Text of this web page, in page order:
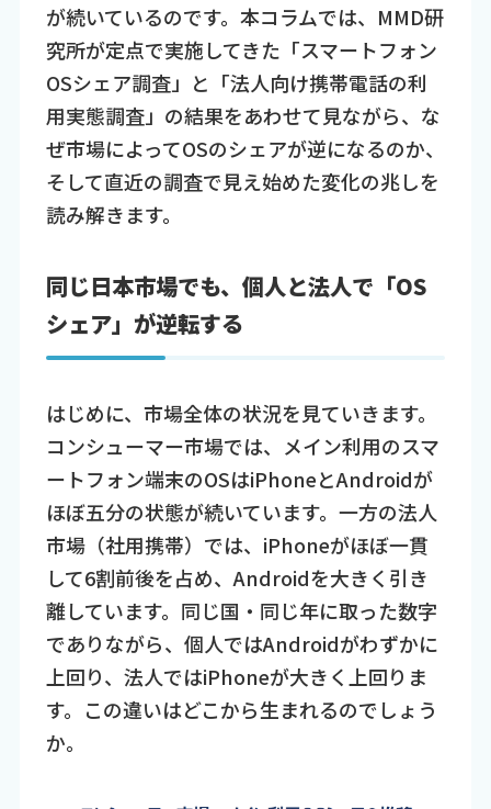
が続いているのです。本コラムでは、MMD研
究所が定点で実施してきた「スマートフォン
OSシェア調査」と「法人向け携帯電話の利
用実態調査」の結果をあわせて見ながら、な
ぜ市場によってOSのシェアが逆になるのか、
そして直近の調査で見え始めた変化の兆しを
読み解きます。
同じ日本市場でも、個人と法人で「OS
シェア」が逆転する
はじめに、市場全体の状況を見ていきます。
コンシューマー市場では、メイン利用のスマ
ートフォン端末のOSはiPhoneとAndroidが
ほぼ五分の状態が続いています。一方の法人
市場（社用携帯）では、iPhoneがほぼ一貫
して6割前後を占め、Androidを大きく引き
離しています。同じ国・同じ年に取った数字
でありながら、個人ではAndroidがわずかに
上回り、法人ではiPhoneが大きく上回りま
す。この違いはどこから生まれるのでしょう
か。